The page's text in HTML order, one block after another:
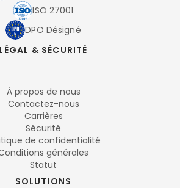
ISO 27001
DPO Désigné
LÉGAL & SÉCURITÉ
À propos de nous
Contactez-nous
Carrières
Sécurité
de confidentialité
générales
Statut
SOLUTIONS